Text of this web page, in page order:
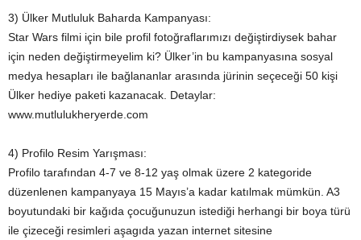
3) Ülker Mutluluk Baharda Kampanyası:
Star Wars filmi için bile profil fotoğraflarımızı değiştirdiysek bahar
için neden değiştirmeyelim ki? Ülker’in bu kampanyasına sosyal
medya hesapları ile bağlananlar arasında jürinin seçeceği 50 kişi
Ülker hediye paketi kazanacak. Detaylar:
www.mutlulukheryerde.com
4) Profilo Resim Yarışması:
Profilo tarafından 4-7 ve 8-12 yaş olmak üzere 2 kategoride
düzenlenen kampanyaya 15 Mayıs’a kadar katılmak mümkün. A3
boyutundaki bir kağıda çocuğunuzun istediği herhangi bir boya türü
ile çizeceği resimleri aşagıda yazan internet sitesine